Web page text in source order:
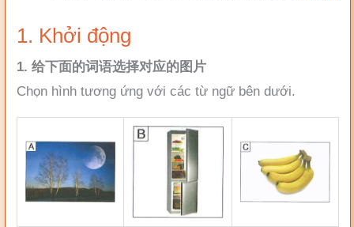
1. Khởi động
1. 给下面的词语选择对应的图片
Chọn hình tương ứng với các từ ngữ bên dưới.